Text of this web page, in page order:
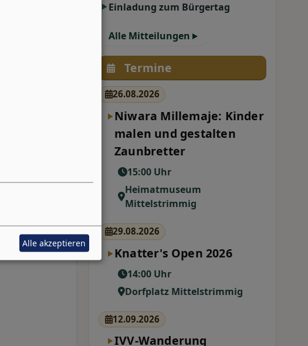
Einladung zum Bürgertag
Alle Mitteilungen
Termine
26.08.2026
Niwara Millemaje: Kinder
malen und gestalten
Zaunbretter
15:00 Uhr
Heimatmuseum
Mittelstrimmig
29.08.2026
Knatter's Open 2026
14:00 Uhr
Dorfplatz Mittelstrimmig
12.09.2026
IVV-Wanderung
Alle akzeptieren